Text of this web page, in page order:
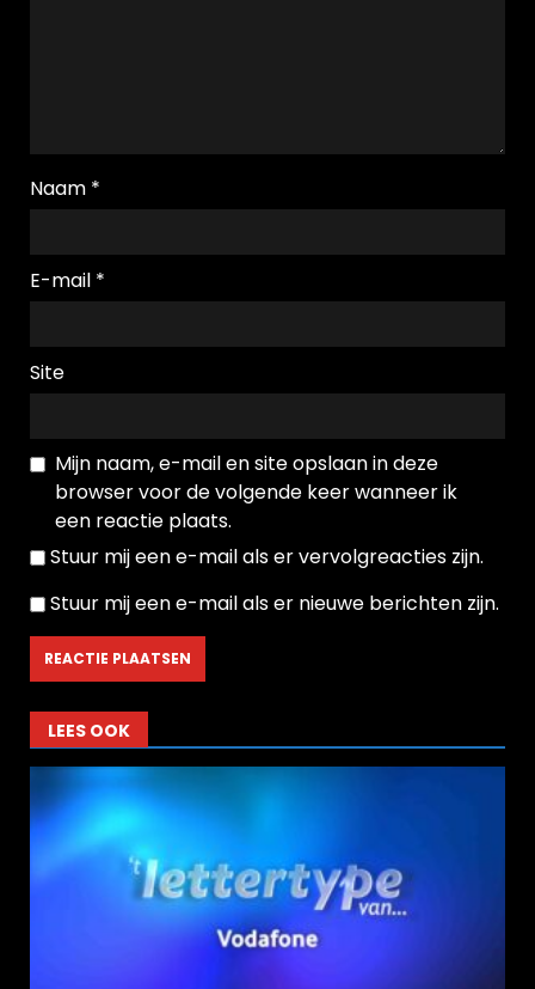
Naam *
E-mail *
Site
Mijn naam, e-mail en site opslaan in deze
browser voor de volgende keer wanneer ik
een reactie plaats.
Stuur mij een e-mail als er vervolgreacties zijn.
Stuur mij een e-mail als er nieuwe berichten zijn.
LEES OOK